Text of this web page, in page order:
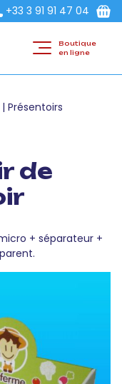
+33 3 91 91 47 04
Boutique
en ligne
| Présentoirs
de
+ séparateur +